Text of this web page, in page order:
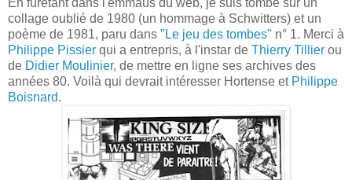
En furetant dans l'emmaüs du web, je suis tombé sur un
collage oublié de 1980 (un hommage à Schwitters) et un
poème de 1981, paru dans "Le jeu des tombes" n° 1. Merci à
Philippe Pissier qui a entrepris, à l'instar de Thierry Tillier ou
de Didier Moulinier, de mettre en ligne ses archives des
années 80. Voilà qui devrait intéresser Hortense et Philippe
Boisnard.